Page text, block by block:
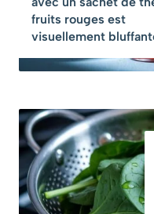
fruits rouges est
visuellement